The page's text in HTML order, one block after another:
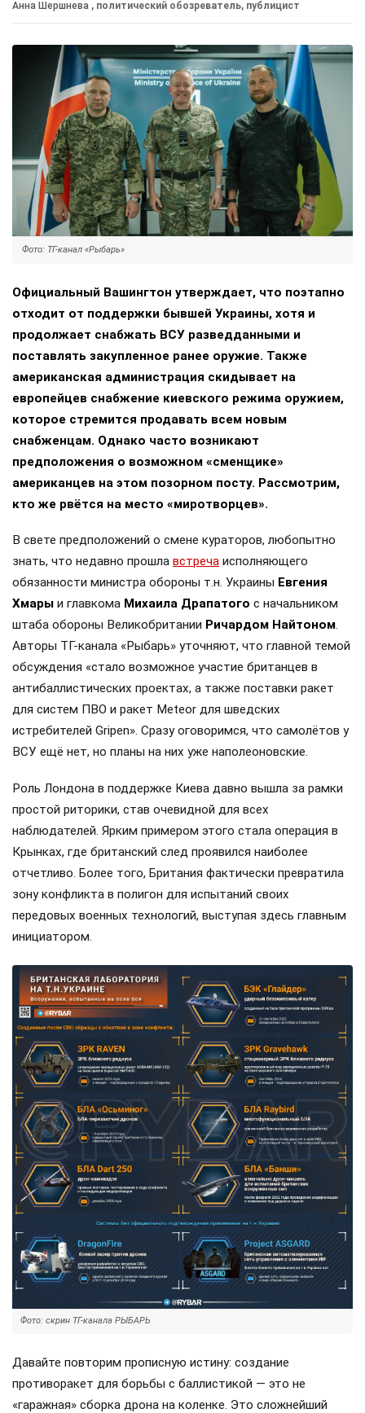
Анна Шершнева , политический обозреватель, публицист
Фото: ТГ-канал «Рыбарь»
Официальный Вашингтон утверждает, что поэтапно
отходит от поддержки бывшей Украины, хотя и
продолжает снабжать ВСУ разведданными и
поставлять закупленное ранее оружие. Также
американская администрация скидывает на
европейцев снабжение киевского режима оружием,
которое стремится продавать всем новым
снабженцам. Однако часто возникают
предположения о возможном «сменщике»
американцев на этом позорном посту. Рассмотрим,
кто же рвётся на место «миротворцев».
В свете предположений о смене кураторов, любопытно
знать, что недавно прошла встреча исполняющего
обязанности министра обороны т.н. Украины Евгения
Хмары и главкома Михаила Драпатого с начальником
штаба обороны Великобритании Ричардом Найтоном.
Авторы ТГ-канала «Рыбарь» уточняют, что главной темой
обсуждения «стало возможное участие британцев в
антибаллистических проектах, а также поставки ракет
для систем ПВО и ракет Meteor для шведских
истребителей Gripen». Сразу оговоримся, что самолётов у
ВСУ ещё нет, но планы на них уже наполеоновские.
Роль Лондона в поддержке Киева давно вышла за рамки
простой риторики, став очевидной для всех
наблюдателей. Ярким примером этого стала операция в
Крынках, где британский след проявился наиболее
отчетливо. Более того, Британия фактически превратила
зону конфликта в полигон для испытаний своих
передовых военных технологий, выступая здесь главным
инициатором.
Фото: скрин ТГ-канала РЫБАРЬ
Давайте повторим прописную истину: создание
противоракет для борьбы с баллистикой — это не
«гаражная» сборка дрона на коленке. Это сложнейший